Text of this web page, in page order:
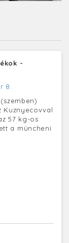
-
8.
Kuznyecovval
57 kg-os
a müncheni